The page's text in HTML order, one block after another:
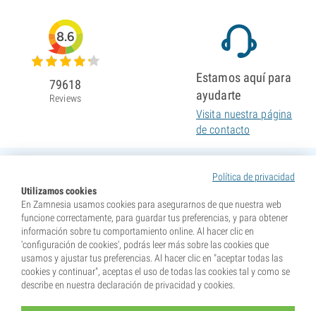
Política de privacidad
Utilizamos cookies
En Zamnesia usamos cookies para asegurarnos de que nuestra web
funcione correctamente, para guardar tus preferencias, y para obtener
información sobre tu comportamiento online. Al hacer clic en
'configuración de cookies', podrás leer más sobre las cookies que
usamos y ajustar tus preferencias. Al hacer clic en "aceptar todas las
cookies y continuar", aceptas el uso de todas las cookies tal y como se
describe en nuestra declaración de privacidad y cookies.
8.6
79618
Reviews
Estamos aquí para
ayudarte
Visita nuestra página
de contacto